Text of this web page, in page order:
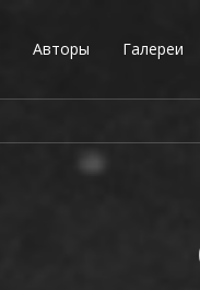
Авторы Галереи